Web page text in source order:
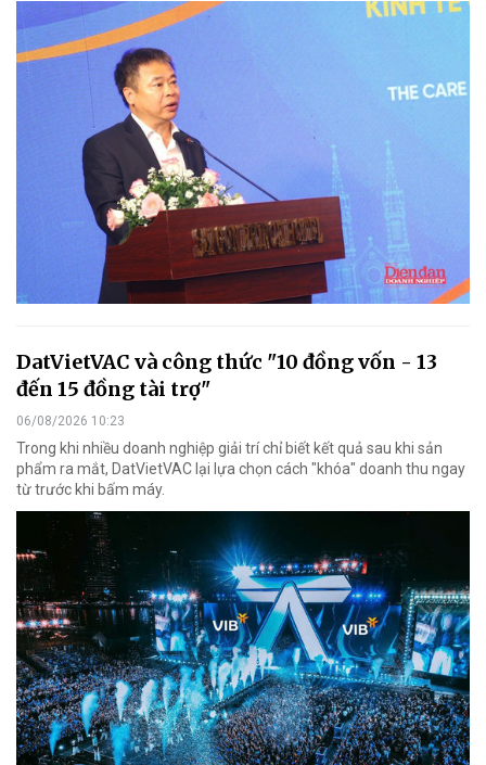
DatVietVAC và công thức "10 đồng vốn - 13
đến 15 đồng tài trợ"
06/08/2026 10:23
Trong khi nhiều doanh nghiệp giải trí chỉ biết kết quả sau khi sản
phẩm ra mắt, DatVietVAC lại lựa chọn cách "khóa" doanh thu ngay
từ trước khi bấm máy.